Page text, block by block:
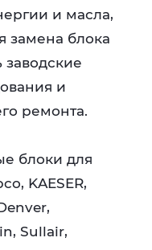
и масла,
замена блока
заводские
и
ремонта.
блоки для
KAESER,
Sullair,